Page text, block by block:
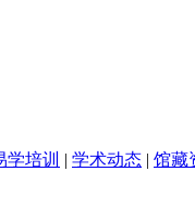
学培训 | 学术动态 | 馆藏